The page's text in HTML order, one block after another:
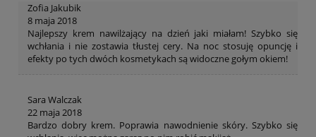
Zofia Jakubik
8 maja 2018
Najlepszy krem nawilżający na dzień jaki miałam! Szybko się
wchłania i nie zostawia tłustej cery. Na noc stosuję opuncję i
efekty po tych dwóch kosmetykach są widoczne gołym okiem!
Sara Walczak
22 maja 2018
Bardzo dobry krem. Poprawia nawodnienie skóry. Szybko się